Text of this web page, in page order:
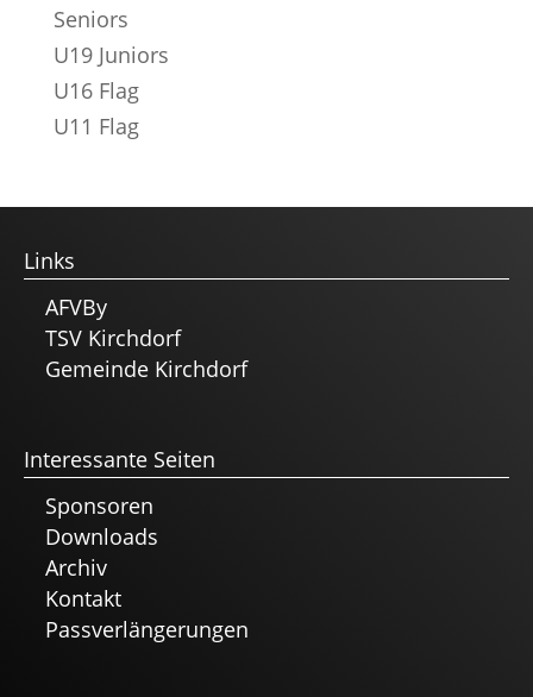
Seniors
U19 Juniors
U16 Flag
U11 Flag
Links
AFVBy
TSV Kirchdorf
Gemeinde Kirchdorf
Interessante Seiten
Sponsoren
Downloads
Archiv
Kontakt
Passverlängerungen